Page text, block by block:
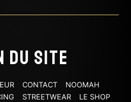
du site
CONTACT
NOOMAH
STREETWEAR LE SHOP